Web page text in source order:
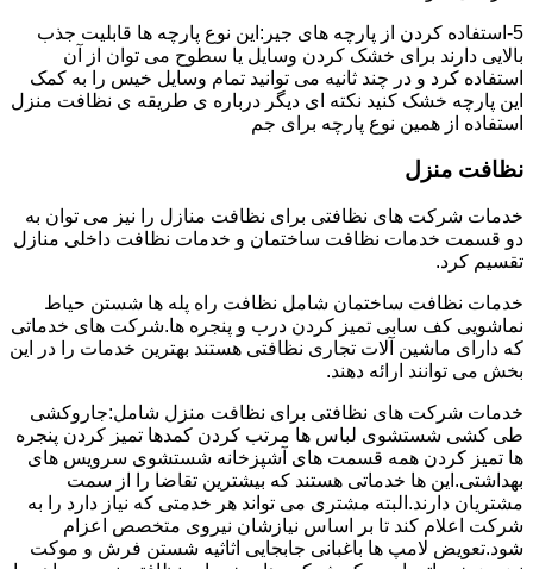
5-استفاده کردن از پارچه های جیر:این نوع پارچه ها قابلیت جذب
بالایی دارند برای خشک کردن وسایل یا سطوح می توان از آن
استفاده کرد و در چند ثانیه می توانید تمام وسایل خیس را به کمک
این پارچه خشک کنید نکته ای دیگر درباره ی طریقه ی نظافت منزل
استفاده از همین نوع پارچه برای جم
نظافت منزل
خدمات شرکت های نظافتی برای نظافت منازل را نیز می توان به
دو قسمت خدمات نظافت ساختمان و خدمات نظافت داخلی منازل
تقسیم کرد.
خدمات نظافت ساختمان شامل نظافت راه پله ها شستن حیاط
نماشویی کف سابی تمیز کردن درب و پنجره ها.شرکت های خدماتی
که دارای ماشین آلات تجاری نظافتی هستند بهترین خدمات را در این
بخش می توانند ارائه دهند.
خدمات شرکت های نظافتی برای نظافت منزل شامل:جاروکشی
طی کشی شستشوی لباس ها مرتب کردن کمدها تمیز کردن پنجره
ها تمیز کردن همه قسمت های آشپزخانه شستشوی سرویس های
بهداشتی.این ها خدماتی هستند که بیشترین تقاضا را از سمت
مشتریان دارند.البته مشتری می تواند هر خدمتی که نیاز دارد را به
شرکت اعلام کند تا بر اساس نیازشان نیروی متخصص اعزام
شود.تعویض لامپ ها باغبانی جابجایی اثاثیه شستن فرش و موکت